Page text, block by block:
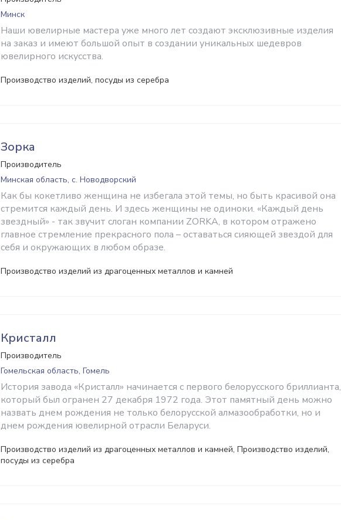
Минск
Наши ювелирные мастера уже много лет создают эксклюзивные изделия
на заказ и имеют большой опыт в создании уникальных шедевров
ювелирного искусства.
Производство изделий, посуды из серебра
Зорка
Производитель
Минская область, с. Новодворский
Как бы кокетливо женщина не избегала этой темы, но быть красивой она
стремится каждый день. И здесь женщины не одиноки. «Каждый день
звездный» - так звучит слоган компании ZORKA, в котором отражено
главное стремление прекрасного пола – оставаться сияющей звездой для
себя и окружающих в любом образе.
Производство изделий из драгоценных металлов и камней
Кристалл
Производитель
Гомельская область, Гомель
История завода «Кристалл» начинается с первого белорусского бриллианта,
который был огранен 27 декабря 1972 года. Этот памятный день можно
назвать днем рождения не только белорусской алмазообработки, но и
днем рождения ювелирной отрасли Беларуси.
Производство изделий из драгоценных металлов и камней, Производство изделий,
посуды из серебра